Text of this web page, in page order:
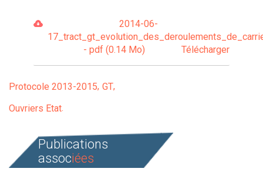
2014-06-
- pdf (0.14 Mo)
Télécharger
Protocole 2013-2015 GT
Ouvriers Etat
Publications
associées